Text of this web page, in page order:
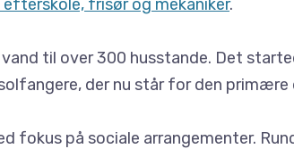
efterskole, frisør og mekaniker.
til over 300 husstande. Det
der nu står for den
fokus på sociale arrangementer.